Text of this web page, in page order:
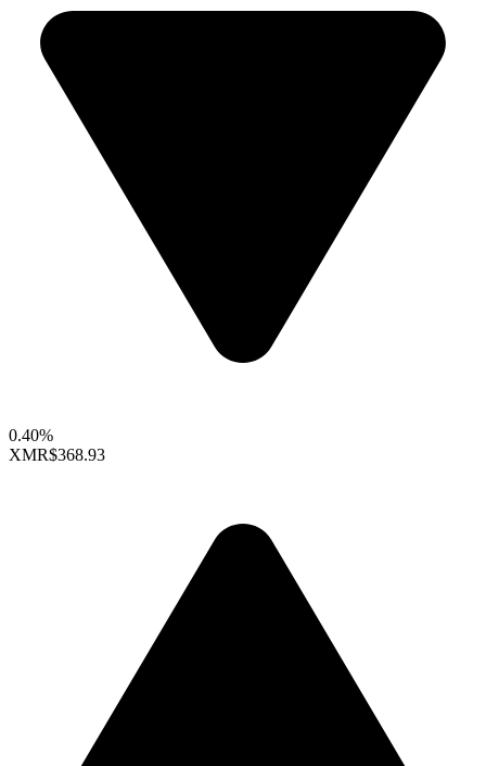
0.40%
XMR$368.93